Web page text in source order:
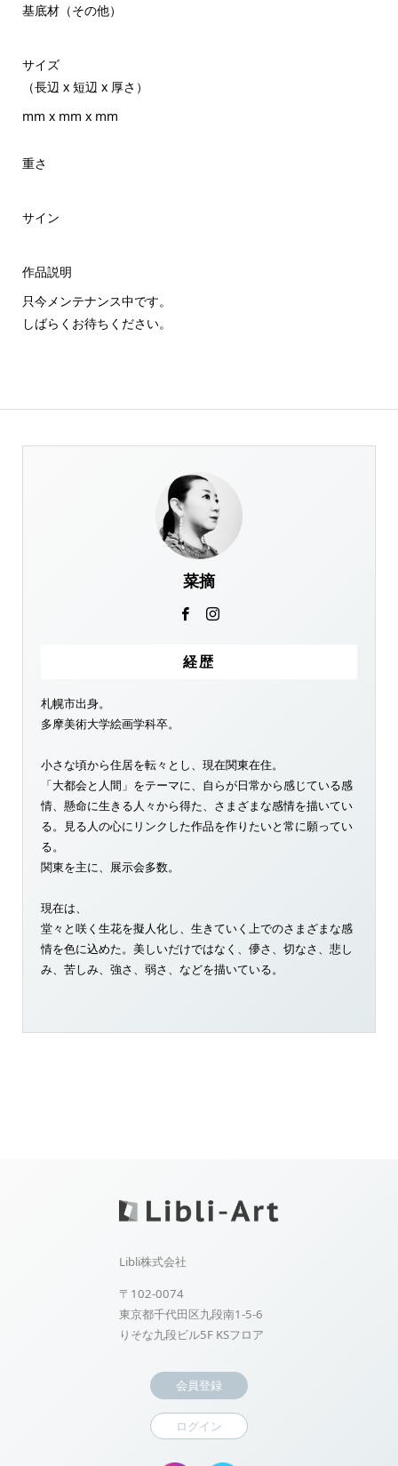
基底材（その他）
サイズ
（長辺 x 短辺 x 厚さ）
mm x mm x mm
重さ
サイン
作品説明
只今メンテナンス中です。
しばらくお待ちください。
菜摘
経歴
札幌市出身。
多摩美術大学絵画学科卒。
小さな頃から住居を転々とし、現在関東在住。
「大都会と人間」をテーマに、自らが日常から感じている感
情、懸命に生きる人々から得た、さまざまな感情を描いてい
る。見る人の心にリンクした作品を作りたいと常に願ってい
る。
関東を主に、展示会多数。
現在は、
堂々と咲く生花を擬人化し、生きていく上でのさまざまな感
情を色に込めた。美しいだけではなく、儚さ、切なさ、悲し
み、苦しみ、強さ、弱さ、などを描いている。
Libli株式会社
〒102-0074
東京都千代田区九段南1-5-6
りそな九段ビル5F KSフロア
会員登録
ログイン